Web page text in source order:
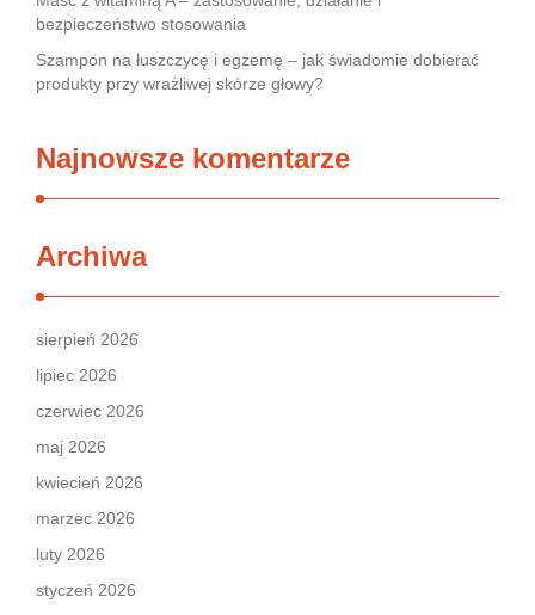
bezpieczeństwo stosowania
Szampon na łuszczycę i egzemę – jak świadomie dobierać
produkty przy wrażliwej skórze głowy?
Najnowsze komentarze
Archiwa
sierpień 2026
lipiec 2026
czerwiec 2026
maj 2026
kwiecień 2026
marzec 2026
luty 2026
styczeń 2026